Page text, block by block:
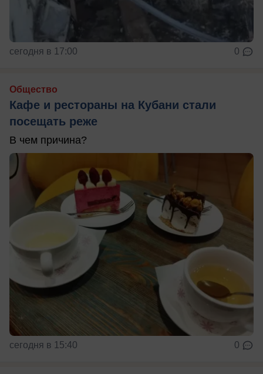
сегодня в 17:00 0
Общество
Кафе и рестораны на Кубани стали
посещать реже
В чем причина?
сегодня в 15:40 0